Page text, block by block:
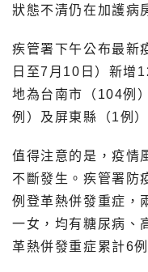
狀態不清仍在加護病
疾管署下午公布最新
日至7月10日）新增
地為台南市（104例
例）及屏東縣（1例）
值得注意的是，疫情
不斷發生。疾管署防
例登革熱併發重症，
一女，均有糖尿病、
革熱併發重症累計6